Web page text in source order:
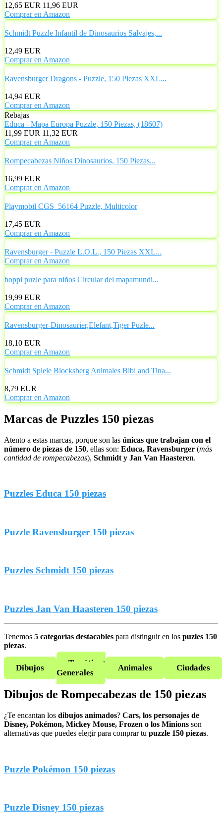
12,65 EUR 11,96 EUR
Comprar en Amazon
Schmidt Puzzle Infantil de Dinosaurios Salvajes,...
12,49 EUR
Comprar en Amazon
Ravensburger Dragons - Puzzle, 150 Piezas XXL...
14,94 EUR
Comprar en Amazon
Rebajas
Educa - Mapa Europa Puzzle, 150 Piezas, (18607)
11,99 EUR 11,32 EUR
Comprar en Amazon
Rompecabezas Niños Dinosaurios, 150 Piezas...
16,99 EUR
Comprar en Amazon
Playmobil CGS_56164 Puzzle, Multicolor
17,45 EUR
Comprar en Amazon
Ravensburger - Puzzle L.O.L., 150 Piezas XXL...
Comprar en Amazon
boppi puzle para niños Circular del mapamundi...
19,99 EUR
Comprar en Amazon
Ravensburger-Dinosaurier,Elefant,Tiger Puzle...
18,10 EUR
Comprar en Amazon
Schmidt Spiele Blocksberg Animales Bibi and Tina...
8,79 EUR
Comprar en Amazon
Marcas de Puzzles 150 piezas
Atento a estas marcas, porque son las únicas que trabajan con el
número de piezas de 150, ellas son: Educa, Ravensburger (más
cantidad de rompecabezas), Schmidt y Jan Van Haasteren.
Puzzles Educa 150 piezas
Puzzle Ravensburger 150 piezas
Puzzles Schmidt 150 piezas
Puzzles Jan Van Haasteren 150 piezas
Tenemos 5 categorías destacables para distinguir en los puzles 150
piezas.
Dibujos
Temáticas
Generales
Animales Ciudades
Dibujos de Rompecabezas de 150 piezas
¿Te encantan los dibujos animados? Cars, los personajes de
Disney, Pokémon, Mickey Mouse, Frozen o los Minions son
alternativas que puedes elegir para comprar tu puzzle 150 piezas.
Puzzle Pokémon 150 piezas
Puzzle Disney 150 piezas